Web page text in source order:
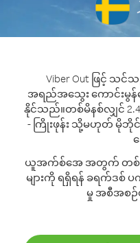
Viber Out ဖြင့်
အရည်အသွေး ကောင်းမွန်သ
နိုင်သည်။တစ်မိနစ်လျှင်
- ကြိုးဖုန်း သို့မဟုတ် မိုဘို
ယူအက်စ်အေ အတွက် တစ်မိန
များကို ရရှိရန် ခရက်ဒစ်
မှု အစီအစ